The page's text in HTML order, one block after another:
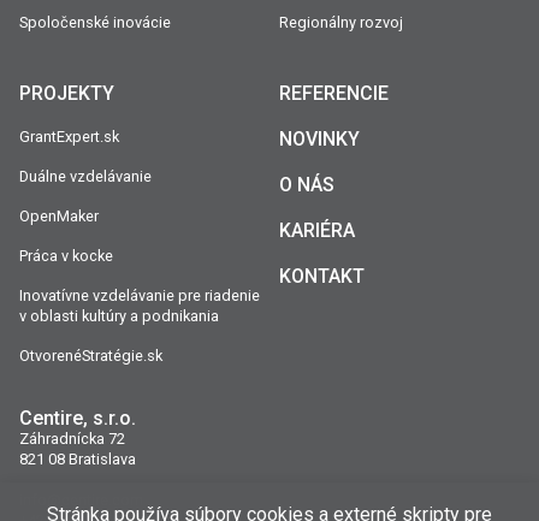
Spoločenské inovácie Regionálny rozvoj
PROJEKTY
GrantExpert.sk
Duálne vzdelávanie
OpenMaker
Práca v kocke
Inovatívne vzdelávanie pre riadenie
v oblasti kultúry a podnikania
OtvorenéStratégie.sk
REFERENCIE
NOVINKY
O NÁS
KARIÉRA
KONTAKT
Centire, s.r.o.
Záhradnícka 72
821 08 Bratislava
Stránka používa súbory cookies a externé skripty pre